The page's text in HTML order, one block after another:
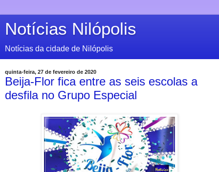
Notícias Nilópolis
Notícias da cidade de Nilópolis
quinta-feira, 27 de fevereiro de 2020
Beija-Flor fica entre as seis escolas a
desfila no Grupo Especial